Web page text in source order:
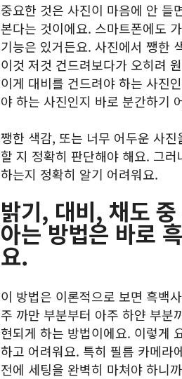
중요한 것은 사진이 마음에 안 들
본다는 것이에요. 스마트폰에도
기능은 있거든요. 사진에서 쨍한
이것 저것 건드려보다가 오히려
이게 대비를 건드려야 하는 사진
야 하는 사진인지 바로 분간하기
쨍한 색감, 또는 너무 어두운 사
할 지 정확히 판단해야 해요. 그
하는지 정확히 알기 어려워요.
밝기, 대비, 채도
아는 방법은 바로
요.
이 방법은 이론적으로 보면 흑백
주 까만 부분부터 아주 하얀 부분
현되게 하는 방법이에요. 이렇게
하고 어려워요. 특히 필름 카메라
전에 세팅을 완벽히 마쳐야 하니